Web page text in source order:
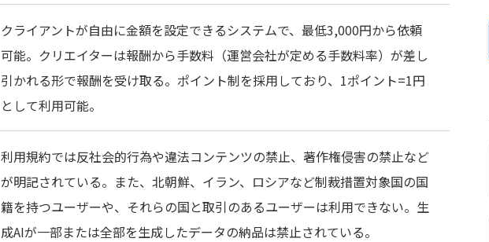
クライアントが自由に金額を設定できるシステムで、最低3,000円から依頼
可能。クリエイターは報酬から手数料（運営会社が定める手数料率）が差し
引かれる形で報酬を受け取る。ポイント制を採用しており、1ポイント=1円
として利用可能。
利用規約では反社会的行為や違法コンテンツの禁止、著作権侵害の禁止など
が明記されている。また、北朝鮮、イラン、ロシアなど制裁措置対象国の国
籍を持つユーザーや、それらの国と取引のあるユーザーは利用できない。生
成AIが一部または全部を生成したデータの納品は禁止されている。